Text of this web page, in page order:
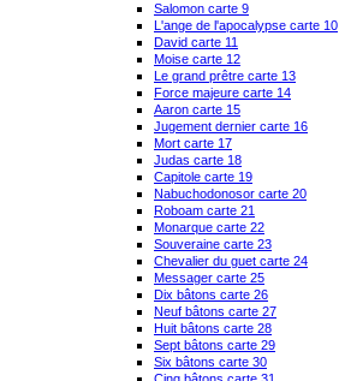
Salomon carte 9
L'ange de l'apocalypse carte 10
David carte 11
Moise carte 12
Le grand prêtre carte 13
Force majeure carte 14
Aaron carte 15
Jugement dernier carte 16
Mort carte 17
Judas carte 18
Capitole carte 19
Nabuchodonosor carte 20
Roboam carte 21
Monarque carte 22
Souveraine carte 23
Chevalier du guet carte 24
Messager carte 25
Dix bâtons carte 26
Neuf bâtons carte 27
Huit bâtons carte 28
Sept bâtons carte 29
Six bâtons carte 30